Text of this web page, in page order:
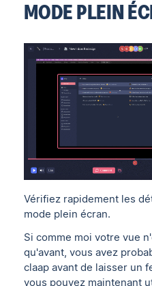
MODE PLEIN
Vérifiez rapidement les
mode plein écran.
Si comme moi votre vue
qu'avant, vous avez
claap avant de laisser un
vous pouvez maintenant